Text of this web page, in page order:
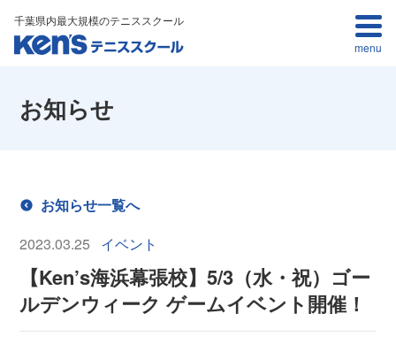
千葉県内最大規模のテニススクール
menu
お知らせ
お知らせ一覧へ
2023.03.25
イベント
【Ken’s海浜幕張校】5/3（水・祝）ゴー
ルデンウィーク ゲームイベント開催！